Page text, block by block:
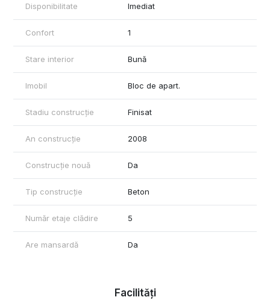
Disponibilitate Imediat
Confort 1
Stare interior Bună
Imobil Bloc de apart.
Stadiu construcție Finisat
An construcție 2008
Construcție nouă Da
Tip construcție Beton
Număr etaje clădire 5
Are mansardă Da
Facilități